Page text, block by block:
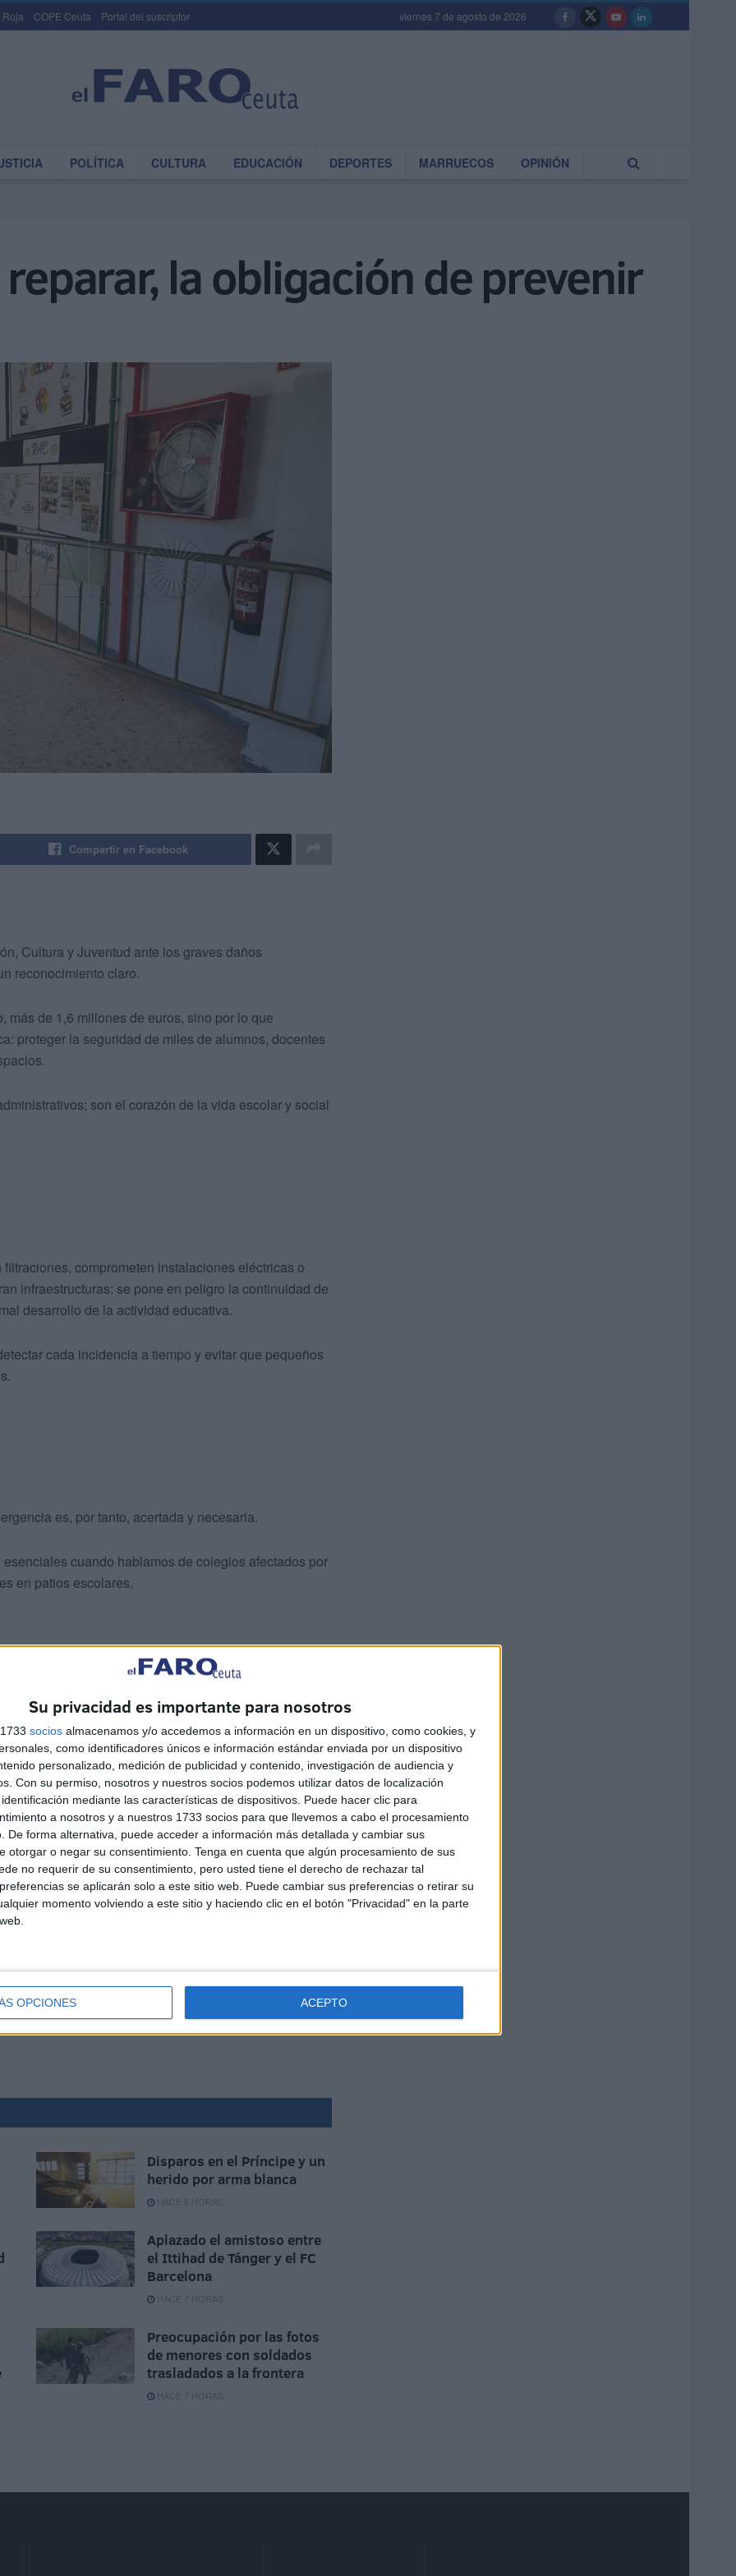
Su privacidad es importante para nosotros
socios almacenamos y/o accedemos a información en un dispositivo, como cookies, y
como identificadores únicos e información estándar enviada por un dispositivo
personalizado, medición de publicidad y contenido, investigación de audiencia y
Con su permiso, nosotros y nuestros socios podemos utilizar datos de localización
mediante las características de dispositivos. Puede hacer clic para
a nosotros y a nuestros 1733 socios para que llevemos a cabo el procesamiento
De forma alternativa, puede acceder a información más detallada y cambiar sus
otorgar o negar su consentimiento. Tenga en cuenta que algún procesamiento de sus
no requerir de su consentimiento, pero usted tiene el derecho de rechazar tal
se aplicarán solo a este sitio web. Puede cambiar sus preferencias o retirar su
momento volviendo a este sitio y haciendo clic en el botón "Privacidad" en la parte
OPCIONES ACEPTO
Roja COPE Ceuta Portal del suscriptor viernes 7 de agosto de 2026
POLÍTICA CULTURA EDUCACIÓN DEPORTES MARRUECOS OPINIÓN
la obligación de prevenir
Compartir en Facebook
Cultura y Juventud ante los graves daños
reconocimiento claro.
de 1,6 millones de euros, sino por lo que
proteger la seguridad de miles de alumnos, docentes
son el corazón de la vida escolar y social
comprometen instalaciones eléctricas o
infraestructuras: se pone en peligro la continuidad de
desarrollo de la actividad educativa.
cada incidencia a tiempo y evitar que pequeños
es, por tanto, acertada y necesaria.
cuando hablamos de colegios afectados por
en patios escolares.
las soluciones.
de reforzar las infraestructuras públicas frente a
No basta con reparar: hay que adaptar, prevenir y
resistir futuros temporales sin comprometer la
no admite espera. Ahí radica la verdadera
Disparos en el Príncipe y un
herido por arma blanca
HACE 6 HORAS
Aplazado el amistoso entre
el Ittihad de Tánger y el FC
Barcelona
HACE 7 HORAS
Preocupación por las fotos
de menores con soldados
trasladados a la frontera
HACE 7 HORAS